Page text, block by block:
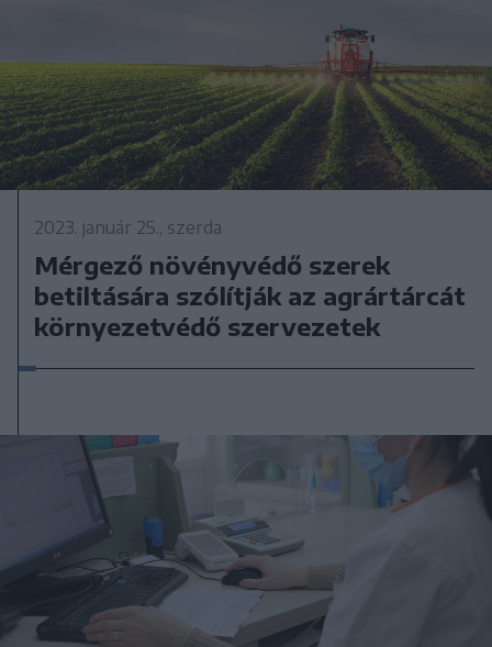
2023. január 25., szerda
Mérgező növényvédő szerek
betiltására szólítják az agrártárcát
környezetvédő szervezetek